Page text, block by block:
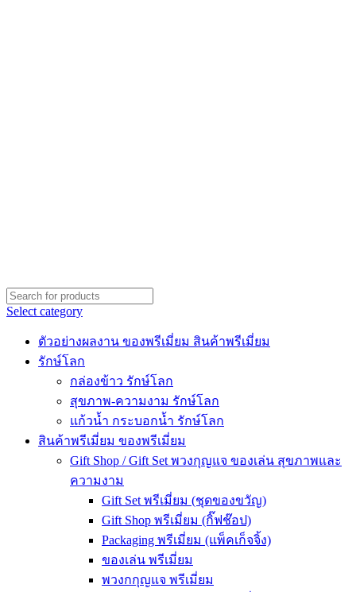
Select category
ตัวอย่างผลงาน ของพรีเมี่ยม สินค้าพรีเมี่ยม
รักษ์โลก
กล่องข้าว รักษ์โลก
สุขภาพ-ความงาม รักษ์โลก
แก้วน้ำ กระบอกน้ำ รักษ์โลก
สินค้าพรีเมี่ยม ของพรีเมี่ยม
Gift Shop / Gift Set พวงกุญแจ ของเล่น สุขภาพและ
ความงาม
Gift Set พรีเมี่ยม (ชุดของขวัญ)
Gift Shop พรีเมี่ยม (กิ๊ฟช๊อป)
Packaging พรีเมี่ยม (แพ็คเก็จจิ้ง)
ของเล่น พรีเมี่ยม
พวงกกุญแจ พรีเมี่ยม